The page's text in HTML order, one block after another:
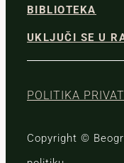
BIBLIOTEKA
UKLJUČI SE U
POLITIKA
Copyright ©